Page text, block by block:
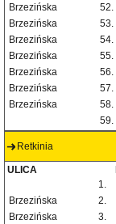
Brzezińska
52.
Brzezińska
53.
Brzezińska
54.
Brzezińska
55.
Brzezińska
56.
Brzezińska
57.
Brzezińska
58.
59.
Retkinia
ULICA
1.
Brzezińska
2.
Brzezińska
3.